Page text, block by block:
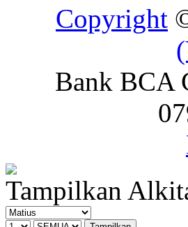
Copyright
Bank BCA
Tampilkan